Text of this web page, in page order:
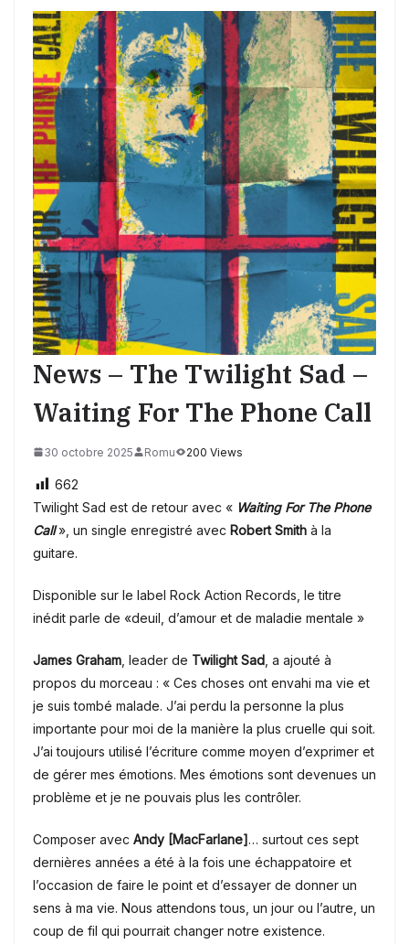
News – The Twilight Sad –
Waiting For The Phone Call
30 octobre 2025 Romu 200 Views
662
Twilight Sad est de retour avec « Waiting For The Phone
Call», un single enregistré avec Robert Smith à la
guitare.
Disponible sur le label Rock Action Records, le titre
inédit parle de «deuil, d’amour et de maladie mentale »
James Graham , leader de Twilight Sad , a ajouté à
propos du morceau : « Ces choses ont envahi ma vie et
je suis tombé malade. J’ai perdu la personne la plus
importante pour moi de la manière la plus cruelle qui soit.
J’ai toujours utilisé l’écriture comme moyen d’exprimer et
de gérer mes émotions. Mes émotions sont devenues un
problème et je ne pouvais plus les contrôler.
Composer avec Andy [MacFarlane]… surtout ces sept
dernières années a été à la fois une échappatoire et
l’occasion de faire le point et d’essayer de donner un
sens à ma vie. Nous attendons tous, un jour ou l’autre, un
coup de fil qui pourrait changer notre existence.